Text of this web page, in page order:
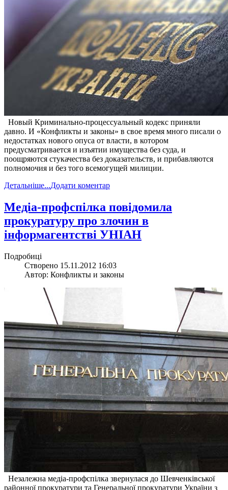
Новый Криминально-процессуальный кодекс приняли
давно. И «Конфликты и законы» в свое время много писали о
недостатках нового опуса от власти, в котором
предусматривается и изъятии имущества без суда, и
поощряются стукачества без доказательств, и прибавляются
полномочия и без того всемогущей милиции.
Детальніше...Додати коментар
Медіа-профспілка повідомила
прокуратуру про злочин в
інформагентстві УНІАН
Подробиці
Створено 15.11.2012 16:03
Автор: Конфликты и законы
Незалежна медіа-профспілка звернулася до Шевченківської
районної прокуратури та Генеральної прокуратури України з